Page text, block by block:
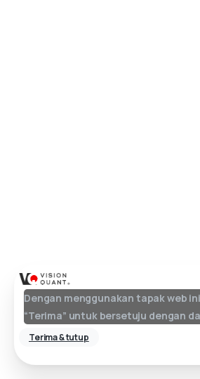
Dengan menggunakan tapak web
“Terima” untuk bersetuju dengan
Terima & tutup